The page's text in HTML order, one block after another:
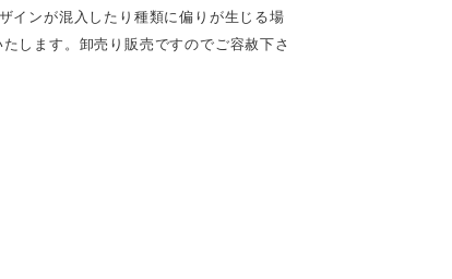
インが混入したり種類に偏りが生じる場
します。卸売り販売ですのでご容赦下さ